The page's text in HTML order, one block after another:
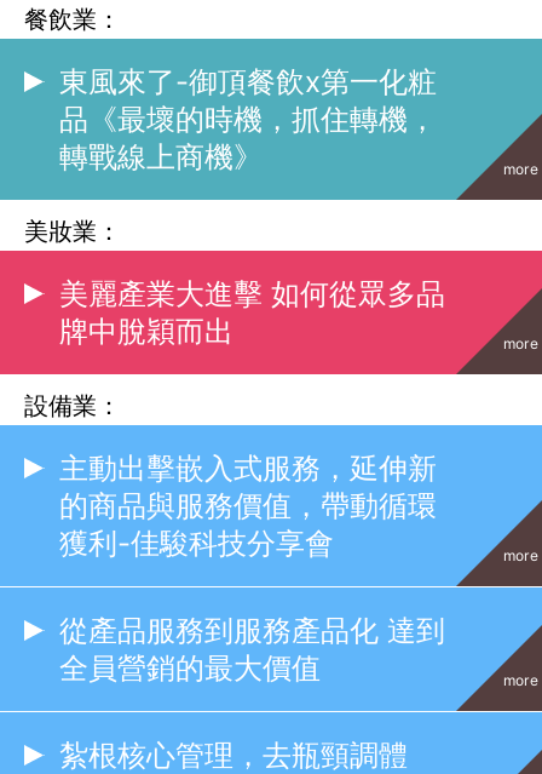
餐飲業：
東風來了-御頂餐飲x第一化粧
品《最壞的時機，抓住轉機，
轉戰線上商機》
more
美妝業：
美麗產業大進擊 如何從眾多品
牌中脫穎而出
more
設備業：
主動出擊嵌入式服務，延伸新
的商品與服務價值，帶動循環
獲利-佳駿科技分享會
more
從產品服務到服務產品化 達到
全員營銷的最大價值
more
紮根核心管理，去瓶頸調體